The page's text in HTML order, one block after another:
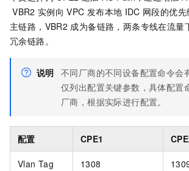
VBR2 实例向 VPC 发布本地 IDC 网段的优先
主链路，VBR2 成为备链路，两条专线在流量
冗余链路。
说明 不同厂商的不同设备配置命令会
仅列出配置关键参数，具体配置
厂商，根据实际进行配置。
配置 CPE1
Vlan Tag 1308